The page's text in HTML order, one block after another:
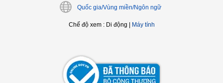
Quốc gia/Vùng miền/Ngôn ngữ
Chế độ xem: Di động Máy tính